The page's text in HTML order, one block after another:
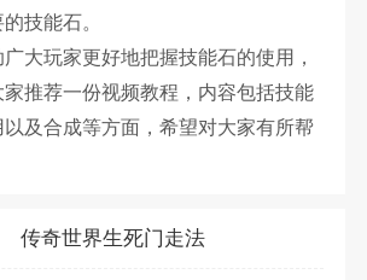
技能石。
大玩家更好地把握技能石的使用，
推荐一份视频教程，内容包括技能
及合成等方面，希望对大家有所帮
传奇世界生死门走法